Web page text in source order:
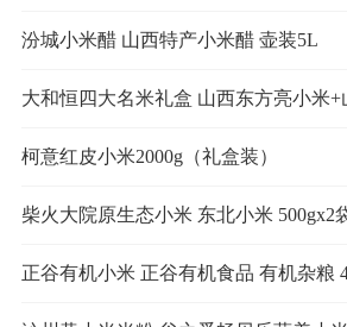
汾城小米醋 山西特产小米醋 壶装5L
柯意红皮小米2000g（礼盒装）
柴火大院原生态小米 东北小米 500gx2
正谷有机小米 正谷有机食品 有机杂粮